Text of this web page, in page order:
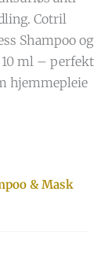
Cotril
Shampoo og
ml – perfekt
hjemmepleie
& Mask